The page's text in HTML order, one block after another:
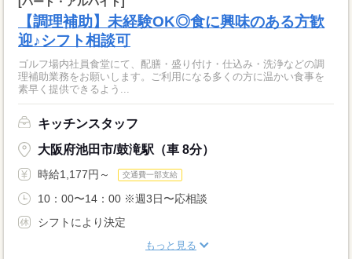
【調理補助】未経験OK◎食に興味のある方歓
迎♪シフト相談可
ゴルフ場内社員食堂にて、配膳・盛り付け・仕込み・洗浄などの調
理補助業務をお願いします。ご利用になる多くの方に温かい食事を
素早く提供できるよう...
キッチンスタッフ
大阪府池田市/鼓滝駅（車 8分）
時給1,177円～ 交通費一部支給
10：00〜14：00 ※週3日〜応相談
シフトにより決定
もっと見る